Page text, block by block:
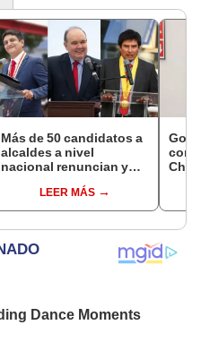
Más de 50 candidatos a
alcaldes a nivel
nacional renuncian y
encubiertaLEER MÁS